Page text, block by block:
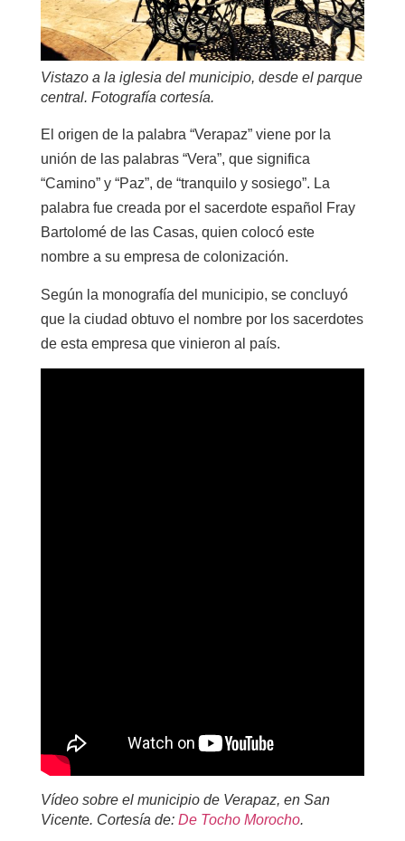
Vistazo a la iglesia del municipio, desde el parque
central. Fotografía cortesía.
El origen de la palabra “Verapaz” viene por la
unión de las palabras “Vera”, que significa
“Camino” y “Paz”, de “tranquilo y sosiego”. La
palabra fue creada por el sacerdote español Fray
Bartolomé de las Casas, quien colocó este
nombre a su empresa de colonización.
Según la monografía del municipio, se concluyó
que la ciudad obtuvo el nombre por los sacerdotes
de esta empresa que vinieron al país.
Vídeo sobre el municipio de Verapaz, en San
Vicente. Cortesía de: De Tocho Morocho.